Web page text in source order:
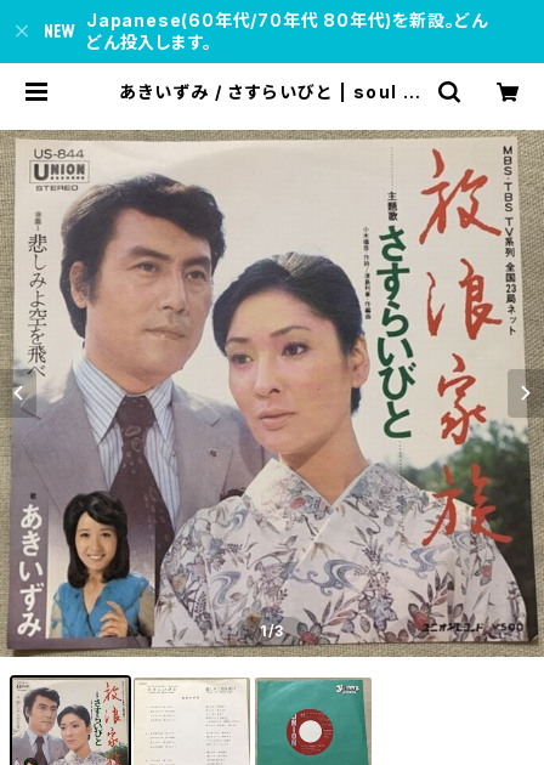
Japanese(60年代/70年代 80年代)を新設。どん
どん投入します。
あきいずみ / さすらいびと | soul re
1/3